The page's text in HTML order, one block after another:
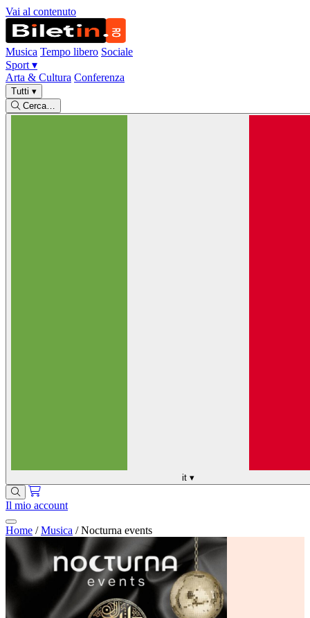
Vai al contenuto
Musica Tempo libero Sociale
Sport ▾
Arta & Cultura Conferenza
Tutti ▾
Cerca…
it ▾
Il mio account
Home / Musica / Nocturna events